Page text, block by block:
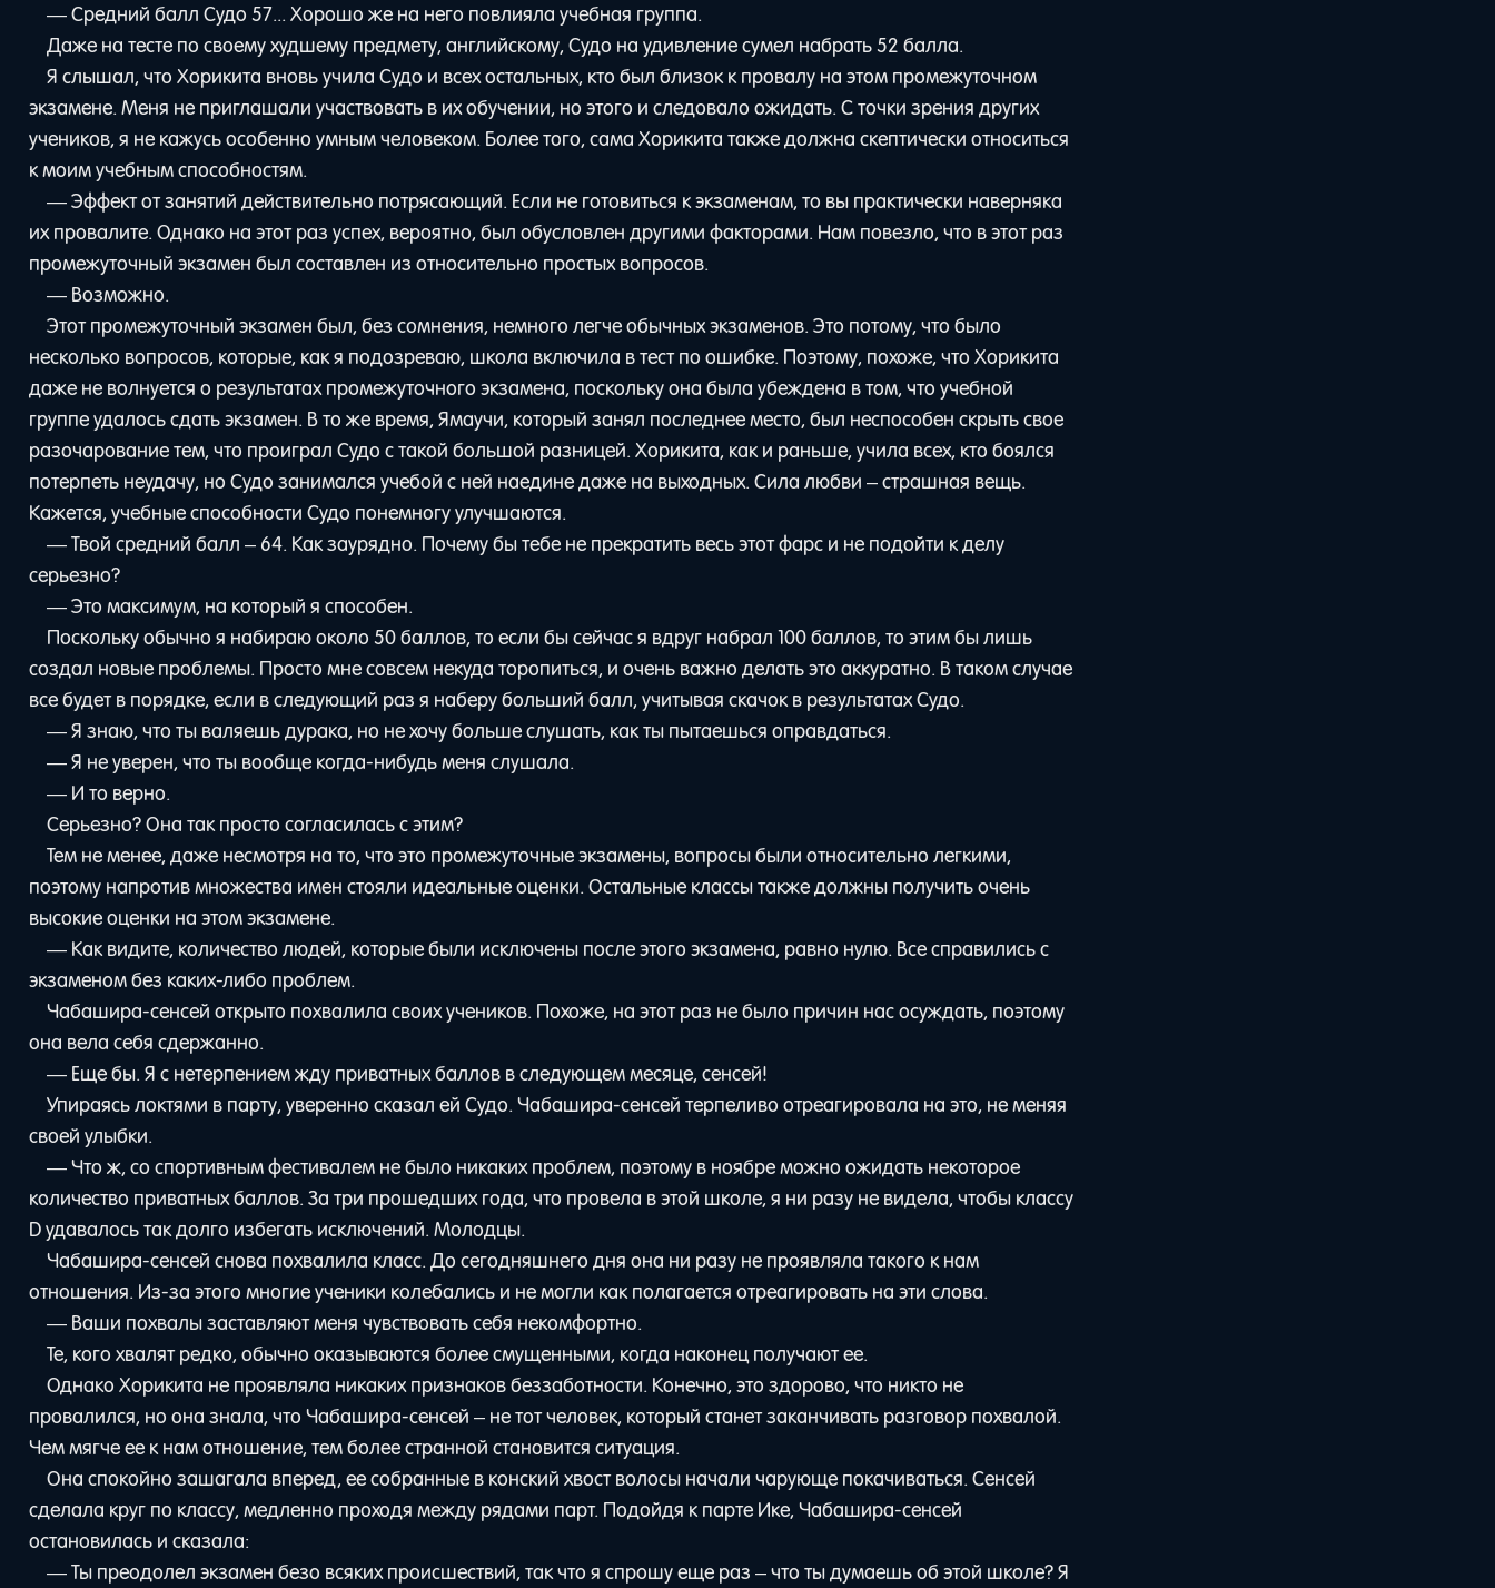
— Средний балл Судо 57... Хорошо же на него повлияла учебная группа.
Даже на тесте по своему худшему предмету, английскому, Судо на удивление сумел набрать 52 балла.
Я слышал, что Хорикита вновь учила Судо и всех остальных, кто был близок к провалу на этом промежуточном
экзамене. Меня не приглашали участвовать в их обучении, но этого и следовало ожидать. С точки зрения других
учеников, я не кажусь особенно умным человеком. Более того, сама Хорикита также должна скептически относиться
к моим учебным способностям.
— Эффект от занятий действительно потрясающий. Если не готовиться к экзаменам, то вы практически наверняка
их провалите. Однако на этот раз успех, вероятно, был обусловлен другими факторами. Нам повезло, что в этот раз
промежуточный экзамен был составлен из относительно простых вопросов.
— Возможно.
Этот промежуточный экзамен был, без сомнения, немного легче обычных экзаменов. Это потому, что было
несколько вопросов, которые, как я подозреваю, школа включила в тест по ошибке. Поэтому, похоже, что Хорикита
даже не волнуется о результатах промежуточного экзамена, поскольку она была убеждена в том, что учебной
группе удалось сдать экзамен. В то же время, Ямаучи, который занял последнее место, был неспособен скрыть свое
разочарование тем, что проиграл Судо с такой большой разницей. Хорикита, как и раньше, учила всех, кто боялся
потерпеть неудачу, но Судо занимался учебой с ней наедине даже на выходных. Сила любви – страшная вещь.
Кажется, учебные способности Судо понемногу улучшаются.
— Твой средний балл – 64. Как заурядно. Почему бы тебе не прекратить весь этот фарс и не подойти к делу
серьезно?
— Это максимум, на который я способен.
Поскольку обычно я набираю около 50 баллов, то если бы сейчас я вдруг набрал 100 баллов, то этим бы лишь
создал новые проблемы. Просто мне совсем некуда торопиться, и очень важно делать это аккуратно. В таком случае
все будет в порядке, если в следующий раз я наберу больший балл, учитывая скачок в результатах Судо.
— Я знаю, что ты валяешь дурака, но не хочу больше слушать, как ты пытаешься оправдаться.
— Я не уверен, что ты вообще когда-нибудь меня слушала.
— И то верно.
Серьезно? Она так просто согласилась с этим?
Тем не менее, даже несмотря на то, что это промежуточные экзамены, вопросы были относительно легкими,
поэтому напротив множества имен стояли идеальные оценки. Остальные классы также должны получить очень
высокие оценки на этом экзамене.
— Как видите, количество людей, которые были исключены после этого экзамена, равно нулю. Все справились с
экзаменом без каких-либо проблем.
Чабашира-сенсей открыто похвалила своих учеников. Похоже, на этот раз не было причин нас осуждать, поэтому
она вела себя сдержанно.
— Еще бы. Я с нетерпением жду приватных баллов в следующем месяце, сенсей!
Упираясь локтями в парту, уверенно сказал ей Судо. Чабашира-сенсей терпеливо отреагировала на это, не меняя
своей улыбки.
— Что ж, со спортивным фестивалем не было никаких проблем, поэтому в ноябре можно ожидать некоторое
количество приватных баллов. За три прошедших года, что провела в этой школе, я ни разу не видела, чтобы классу
D удавалось так долго избегать исключений. Молодцы.
Чабашира-сенсей снова похвалила класс. До сегодняшнего дня она ни разу не проявляла такого к нам
отношения. Из-за этого многие ученики колебались и не могли как полагается отреагировать на эти слова.
— Ваши похвалы заставляют меня чувствовать себя некомфортно.
Те, кого хвалят редко, обычно оказываются более смущенными, когда наконец получают ее.
Однако Хорикита не проявляла никаких признаков беззаботности. Конечно, это здорово, что никто не
провалился, но она знала, что Чабашира-сенсей – не тот человек, который станет заканчивать разговор похвалой.
Чем мягче ее к нам отношение, тем более странной становится ситуация.
Она спокойно зашагала вперед, ее собранные в конский хвост волосы начали чарующе покачиваться. Сенсей
сделала круг по классу, медленно проходя между рядами парт. Подойдя к парте Ике, Чабашира-сенсей
остановилась и сказала:
— Ты преодолел экзамен безо всяких происшествий, так что я спрошу еще раз – что ты думаешь об этой школе? Я